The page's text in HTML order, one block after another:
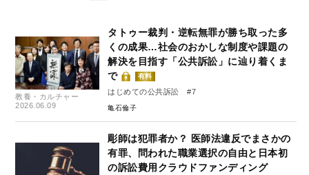
教養・カルチャー
2026.06.09
タトゥー裁判・逆転無罪が勝ち取った多
くの成果…社会のおかしな制度や課題の
解決を目指す「公共訴訟」に辿り着くま
で
有料
はじめての公共訴訟 #7
亀石倫子
彫師は犯罪者か？ 医師法違反でまさかの
有罪、問われた職業選択の自由と日本初
の訴訟費用クラウドファンディング